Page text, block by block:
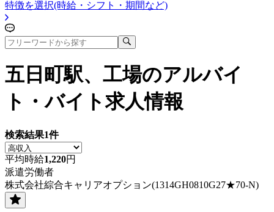
特徴を選択(時給・シフト・期間など)
五日町駅、工場のアルバイ
ト・バイト求人情報
検索結果1件
平均時給1,220円
派遣労働者
株式会社綜合キャリアオプション(1314GH0810G27★70-N)